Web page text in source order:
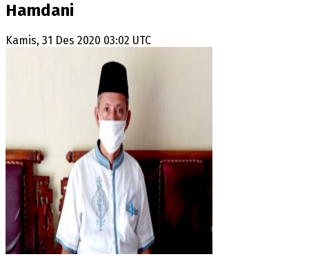
Hamdani
Kamis, 31 Des 2020 03:02 UTC